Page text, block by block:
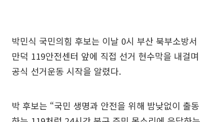
박민식 국민의힘 후보는 이날 0시 부산 북부소방서
만덕 119안전센터 앞에 직접 선거 현수막을 내걸며
공식 선거운동 시작을 알렸다.
박 후보는 “국민 생명과 안전을 위해 밤낮없이 출동